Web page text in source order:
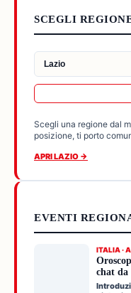
SCEGLI
Scegli una regione dal
posizione, ti porto
APRI LAZIO →
EVENTI
ITALIA ·
chat